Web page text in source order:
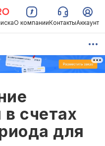
О компанииКонтактыАккаунт
счетах
для